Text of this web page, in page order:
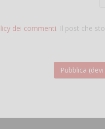
dei commenti. Il post che